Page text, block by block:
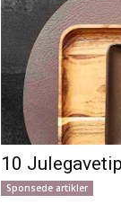
10
Sponsede artikler